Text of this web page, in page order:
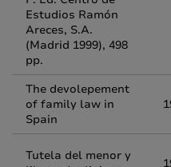
Estudios Ramón
Areces, S.A.
(Madrid 1999), 498
pp.
The devolepement
of family law in
Spain
Tutela del menor y